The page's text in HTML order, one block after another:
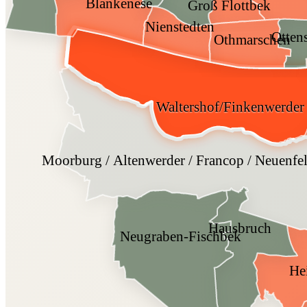
Waltershof/Finkenwerder
Groß Flottbek
Othmarschen
Nienstedten
Blankenese
Moorburg / Altenwerder / Francop /
Hausbruch
Neugraben-Fischbek